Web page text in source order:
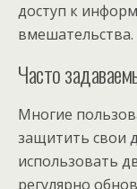
доступ к
вмешательства.
Часто
Многие
защитить свои
использовать
регулярно